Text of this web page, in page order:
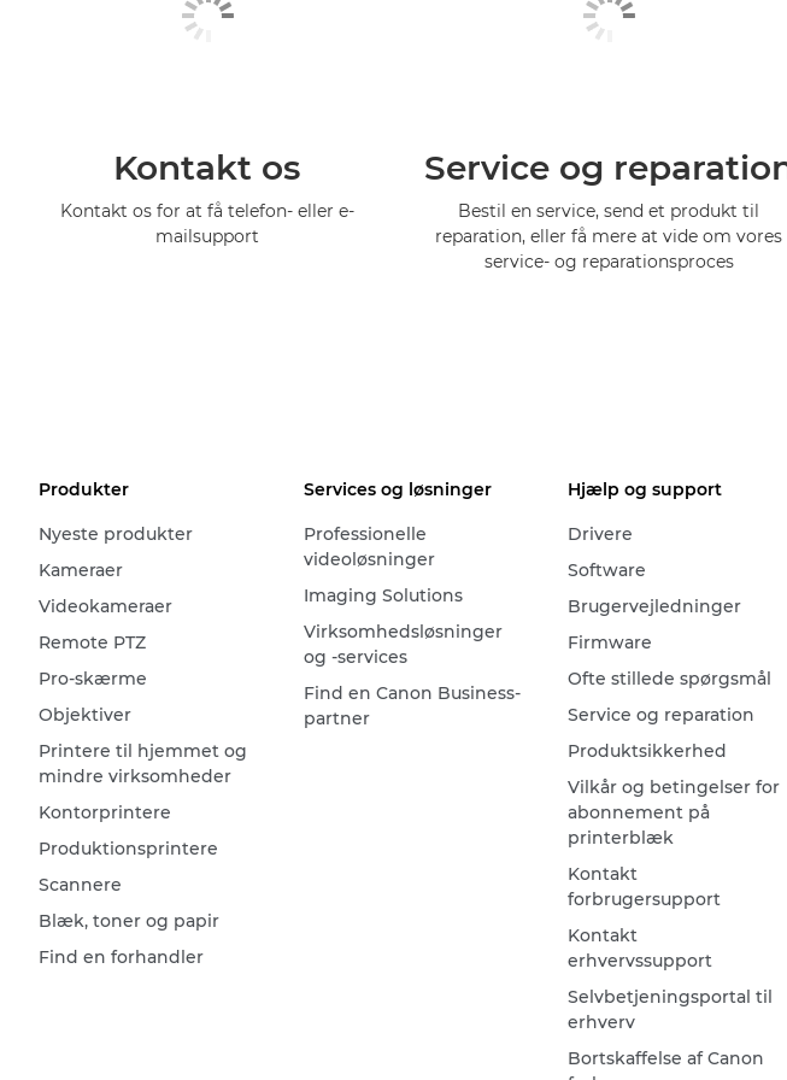
Kontakt os
Kontakt os for at få telefon- eller e-
mailsupport
Service og
Bestil en service, send et produkt til
reparation, eller få mere at vide om vores
service- og reparationsproces
Produkter
Nyeste produkter
Kameraer
Videokameraer
Remote PTZ
Pro-skærme
Objektiver
Printere til hjemmet og
mindre virksomheder
Kontorprintere
Produktionsprintere
Scannere
Blæk, toner og papir
Find en forhandler
Services og løsninger
Professionelle
videoløsninger
Imaging Solutions
Virksomhedsløsninger
og -services
Find en Canon Business-
partner
Hjælp og support
Drivere
Software
Brugervejledninger
Firmware
Ofte stillede spørgsmål
Service og reparation
Produktsikkerhed
Vilkår og betingelser for
abonnement på
printerblæk
Kontakt
forbrugersupport
Kontakt
erhvervssupport
Selvbetjeningsportal til
erhverv
Bortskaffelse af Canon